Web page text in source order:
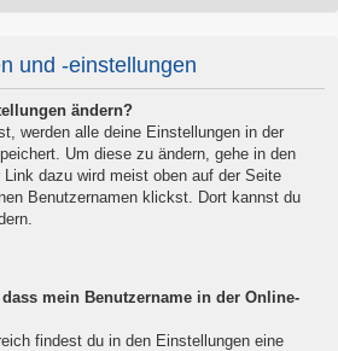
und -einstellungen
ändern?
werden alle deine Einstellungen in der
Um diese zu ändern, gehe in den
Link dazu wird meist oben auf der Seite
Benutzernamen klickst. Dort kannst du
mein Benutzername in der Online-
findest du in den Einstellungen eine